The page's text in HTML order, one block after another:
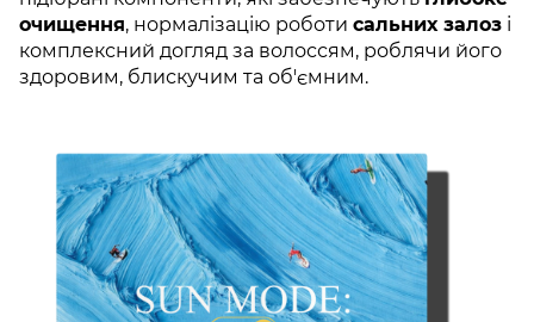
очищення, нормалізацію роботи сальних залоз і
комплексний догляд за волоссям, роблячи його
здоровим, блискучим та об'ємним.